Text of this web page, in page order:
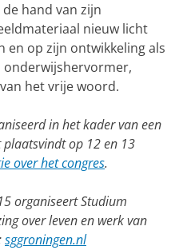
hand van zijn
nieuw licht
en op zijn ontwikkeling als
het vrije woord.
in het kader van een
plaatsvindt op 12 en 13
over het congres.
organiseert Studium
over leven en werk van
sggroningen.nl